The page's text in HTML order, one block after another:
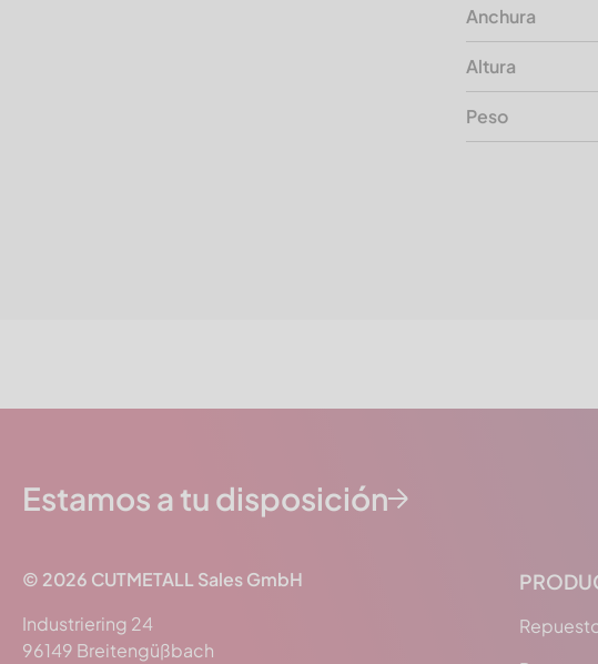
Anchura
Altura
Peso
Estamos a tu disposición
© 2026 CUTMETALL Sales GmbH
Industriering 24
96149 Breitengüßbach